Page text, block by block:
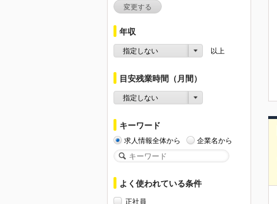
変更する
年収
指定しない 以上
目安残業時間（月間）
指定しない
キーワード
求人情報全体から 企業名から
よく使われている条件
正社員